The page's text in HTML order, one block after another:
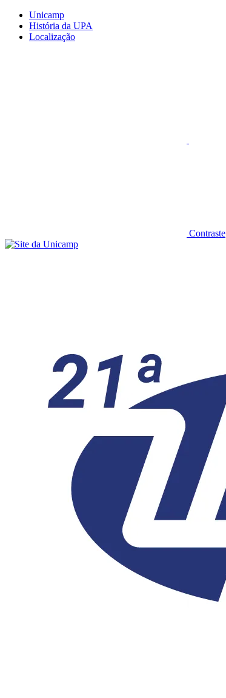
Conteúdo principal
Unicamp
História da UPA
Localização
Contraste